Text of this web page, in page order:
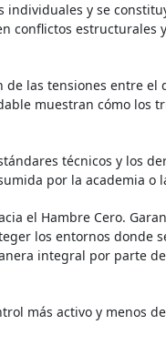
y se
conflictos
las tensiones entre
muestran cómo los
técnicos y los
por la academia o
el Hambre Cero.
los entornos donde
integral por parte
más activo y menos